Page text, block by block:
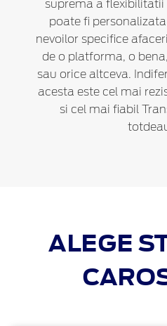
suprema a flexibilitatii
poate fi
nevoilor specifice
de o platforma, o
sau orice altceva.
acesta este cel mai
si cel mai fiabil
ALEGE